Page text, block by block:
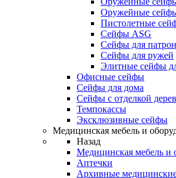
Оружейные
Пистолетные
Сейфы ASG
Сейфы для
Сейфы для ружей
Элитные сейфы
Офисные сейфы
Сейфы для дома
Сейфы с отделкой
Темпокассы
Эксклюзивные сейфы
Медицинская мебель и
Назад
Медицинская мебель и
Аптечки
Архивные